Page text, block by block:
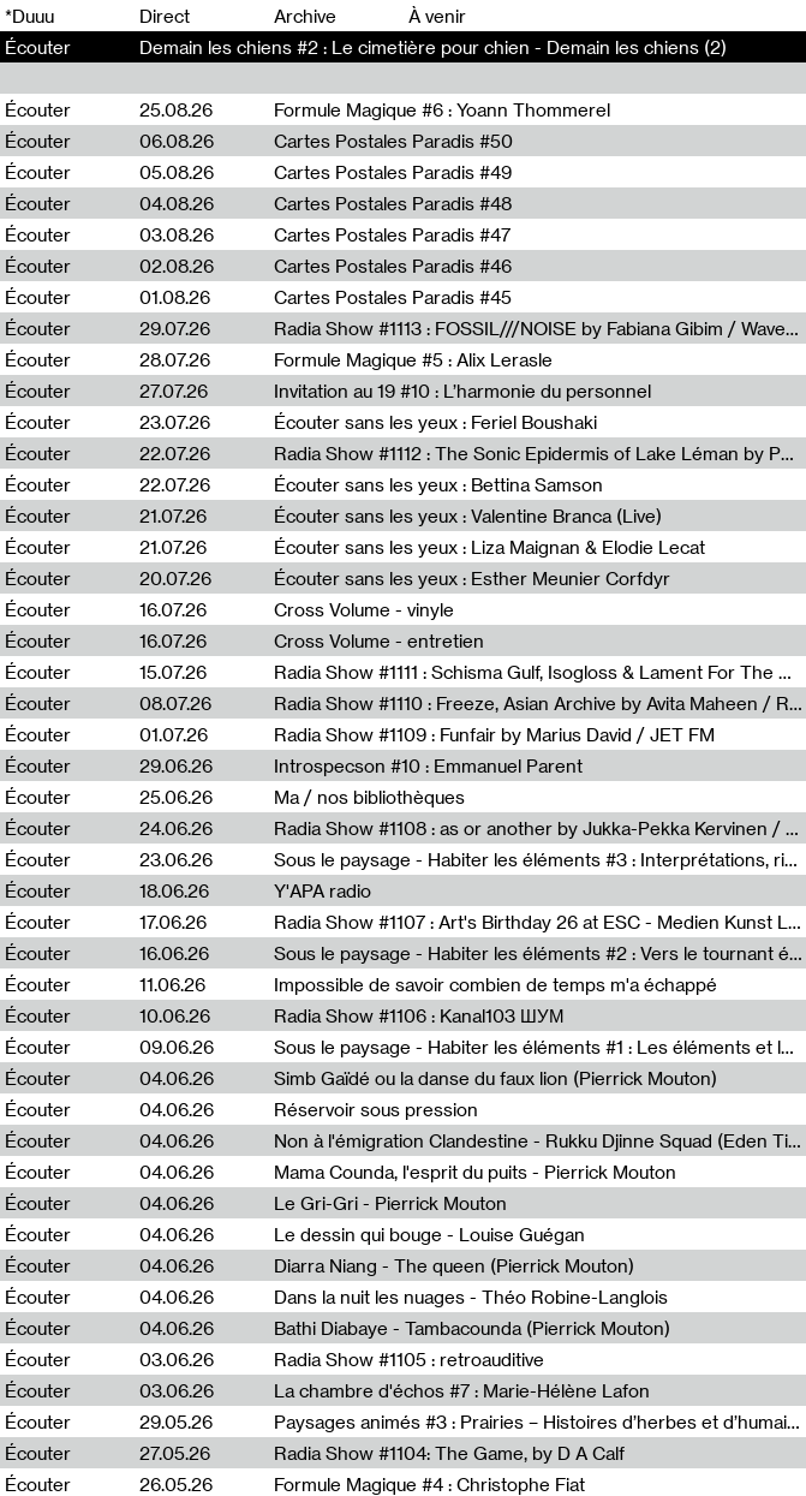
*Duuu Direct Archive À venir
Écouter
Demain les chiens #2 : Le cimetière pour chien - Demain les chiens (2)
Écouter 25.08.26 Formule Magique #6 : Yoann Thommerel
Écouter
06.08.26 Cartes Postales Paradis #50
Écouter
05.08.26 Cartes Postales Paradis #49
Écouter
04.08.26 Cartes Postales Paradis #48
Écouter
03.08.26 Cartes Postales Paradis #47
Écouter
02.08.26 Cartes Postales Paradis #46
Écouter
01.08.26 Cartes Postales Paradis #45
Écouter
29.07.26 Radia Show #1113 : FOSSIL///NOISE by Fabiana Gibim / Wave Farm
Écouter
28.07.26 Formule Magique #5 : Alix Lerasle
Écouter
27.07.26 Invitation au 19 #10 : L’harmonie du personnel
Écouter
23.07.26 Écouter sans les yeux : Feriel Boushaki
Écouter
22.07.26 Radia Show #1112 : The Sonic Epidermis of Lake Léman by Paul Courlet / Guest Slot
Écouter
22.07.26 Écouter sans les yeux : Bettina Samson
Écouter
21.07.26 Écouter sans les yeux : Valentine Branca (Live)
Écouter
21.07.26 Écouter sans les yeux : Liza Maignan & Elodie Lecat
Écouter
20.07.26 Écouter sans les yeux : Esther Meunier Corfdyr
Écouter
16.07.26 Cross Volume - vinyle
Écouter
16.07.26 Cross Volume - entretien
Écouter
15.07.26 Radia Show #1111 : Schisma Gulf, Isogloss & Lament For The Old Clock By Harvey Young / Resonance
Écouter
08.07.26 Radia Show #1110 : Freeze, Asian Archive by Avita Maheen / Radio Worm
Écouter
01.07.26 Radia Show #1109 : Funfair by Marius David / JET FM
Écouter
29.06.26 Introspecson #10 : Emmanuel Parent
Écouter
25.06.26 Ma / nos bibliothèques
Écouter
24.06.26 Radia Show #1108 : as or another by Jukka-Pekka Kervinen / Rádio Zero
Écouter
23.06.26 Sous le paysage - Habiter les éléments #3 : Interprétations, rituels et symboliques des éléments
Écouter
18.06.26 Y'APA radio
Écouter
17.06.26 Radia Show #1107 : Art's Birthday 26 at ESC - Medien Kunst Labor
Écouter
16.06.26 Sous le paysage - Habiter les éléments #2 : Vers le tournant élémentaire
Écouter
11.06.26 Impossible de savoir combien de temps m'a échappé
Écouter
10.06.26 Radia Show #1106 : Kanal103 ШУМ
Écouter
09.06.26 Sous le paysage - Habiter les éléments #1 : Les éléments et les débordements du vivant
Écouter
04.06.26 Simb Gaïdé ou la danse du faux lion (Pierrick Mouton)
Écouter
04.06.26 Réservoir sous pression
Écouter
04.06.26 Non à l'émigration Clandestine - Rukku Djinne Squad (Eden Tinto Collins)
Écouter
04.06.26 Mama Counda, l'esprit du puits - Pierrick Mouton
Écouter
04.06.26 Le Gri-Gri - Pierrick Mouton
Écouter
04.06.26 Le dessin qui bouge - Louise Guégan
Écouter
04.06.26 Diarra Niang - The queen (Pierrick Mouton)
Écouter
04.06.26 Dans la nuit les nuages - Théo Robine-Langlois
Écouter
04.06.26 Bathi Diabaye - Tambacounda (Pierrick Mouton)
Écouter
03.06.26 Radia Show #1105 : retroauditive
Écouter
03.06.26 La chambre d'échos #7 : Marie-Hélène Lafon
Écouter
29.05.26 Paysages animés #3 : Prairies – Histoires d’herbes et d’humains
Écouter
27.05.26 Radia Show #1104: The Game, by D A Calf
Écouter
26.05.26 Formule Magique #4 : Christophe Fiat
00
00